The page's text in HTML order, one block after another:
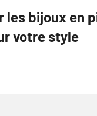
les bijoux en
votre style